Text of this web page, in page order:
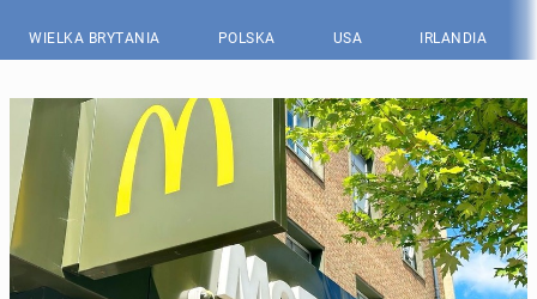
WIELKA BRYTANIA POLSKA USA IRLANDIA